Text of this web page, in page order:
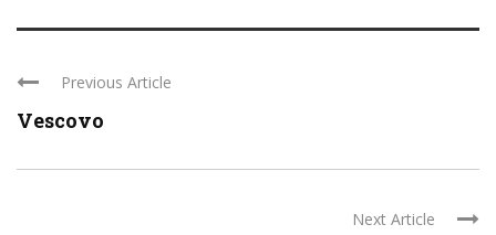
Previous Article
Vescovo
Next Article